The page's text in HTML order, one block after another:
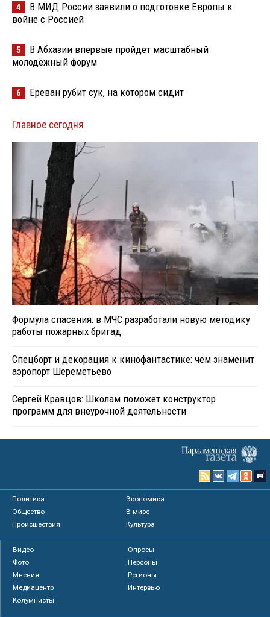
4
В МИД России заявили о подготовке Европы к
войне с Россией
5
В Абхазии впервые пройдёт масштабный
молодёжный форум
6 Ереван рубит сук, на котором сидит
Главное сегодня
Формула спасения: в МЧС разработали новую методику
работы пожарных бригад
Спецборт и декорация к кинофантастике: чем знаменит
аэропорт Шереметьево
Сергей Кравцов: Школам поможет конструктор
программ для внеурочной деятельности
Политика
Экономика
Общество
В мире
Происшествия
Культура
Видео
Опросы
Фото
Персоны
Мнения
Регионы
Медиацентр
Интервью
Колумнисты